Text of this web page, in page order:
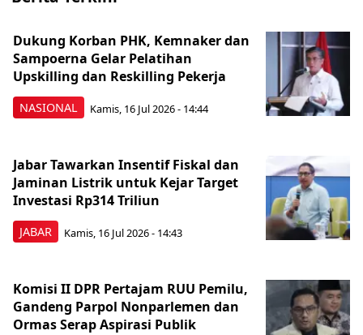
NASIONAL
Dukung Korban PHK, Kemnaker dan
Sampoerna Gelar Pelatihan
Upskilling dan Reskilling Pekerja
Kamis, 16 Jul 2026 - 14:44
JABAR
Jabar Tawarkan Insentif Fiskal dan
Jaminan Listrik untuk Kejar Target
Investasi Rp314 Triliun
Kamis, 16 Jul 2026 - 14:43
Komisi II DPR Pertajam RUU Pemilu,
Gandeng Parpol Nonparlemen dan
Ormas Serap Aspirasi Publik